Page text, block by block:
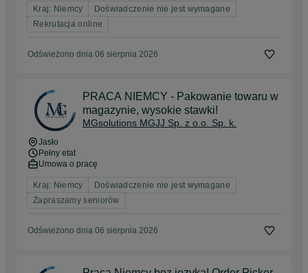
Kraj: Niemcy
Doświadczenie nie jest wymagane
Rekrutacja online
Odświeżono dnia 06 sierpnia 2026
PRACA NIEMCY - Pakowanie towaru w
magazynie, wysokie stawki!
MGsolutions MGJJ Sp. z o.o. Sp. k.
Jasło
Pełny etat
Umowa o pracę
Kraj: Niemcy
Doświadczenie nie jest wymagane
Zapraszamy seniorów
Odświeżono dnia 06 sierpnia 2026